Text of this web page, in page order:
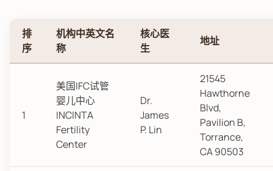
排
序
机构中英文名
称
核心医
生
地址
1
美国IFC试管
婴儿中心
INCINTA
Fertility
Center
Dr.
James
P. Lin
21545
Hawthorne
Blvd,
Pavilion B,
Torrance,
CA 90503